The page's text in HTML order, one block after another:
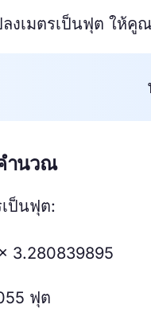
งเมตรเป็นฟุต ให้คู
ำนวณ
เป็นฟุต:
3.280839895
ฟุต